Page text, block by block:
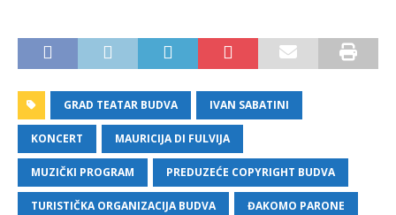
GRAD TEATAR BUDVA IVAN SABATINI
KONCERT MAURICIJA DI FULVIJA
MUZIČKI PROGRAM PREDUZEĆE COPYRIGHT BUDVA
TURISTIČKA ORGANIZACIJA BUDVA ĐAKOMO PARONE